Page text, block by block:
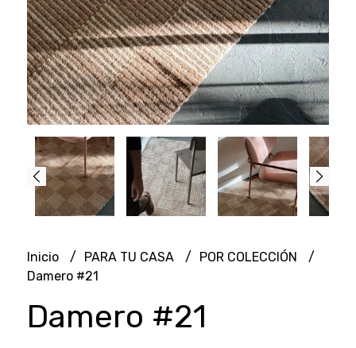
Inicio PARA TU CASA
POR COLECCIÓN
Damero #21
Damero #21